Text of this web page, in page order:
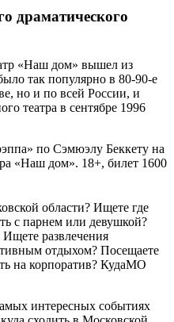
драматического
«Наш дом» вышел из
так популярно в 80-90-е
но и по всей России, и
театра в сентябре 1996
по Сэмюэлу Беккету на
«Наш дом». 18+, билет 1600
области? Ищете где
с парнем или девушкой?
развлечения
отдыхом? Посещаете
на корпоратив? КудаМО
интересных событиях